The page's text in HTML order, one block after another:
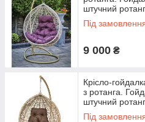
штучний ротанг
Під
9 000 ₴
Крісло-
з ротанга.
штучний ротанг
Під